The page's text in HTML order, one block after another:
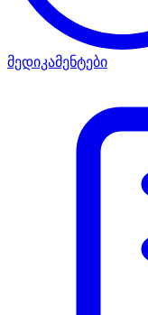
მედიკამენტები